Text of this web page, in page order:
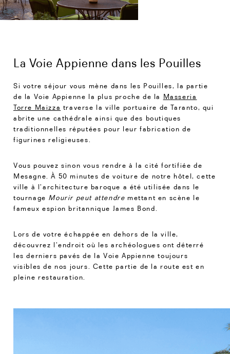
La Voie Appienne dans les Pouilles
Si votre séjour vous mène dans les Pouilles, la partie
de la Voie Appienne la plus proche de la Masseria
Torre Maizza traverse la ville portuaire de Taranto, qui
abrite une cathédrale ainsi que des boutiques
traditionnelles réputées pour leur fabrication de
figurines religieuses.
Vous pouvez sinon vous rendre à la cité fortifiée de
Mesagne. À 50 minutes de voiture de notre hôtel, cette
ville à l’architecture baroque a été utilisée dans le
tournage Mourir peut attendre mettant en scène le
fameux espion britannique James Bond.
Lors de votre échappée en dehors de la ville,
découvrez l’endroit où les archéologues ont déterré
les derniers pavés de la Voie Appienne toujours
visibles de nos jours. Cette partie de la route est en
pleine restauration.